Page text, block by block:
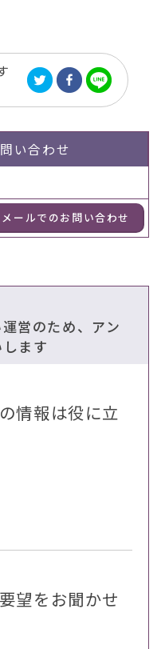
い合わせ
メールでのお問い合わせ
営のため、アン
ます
情報は役に立
望をお聞かせ